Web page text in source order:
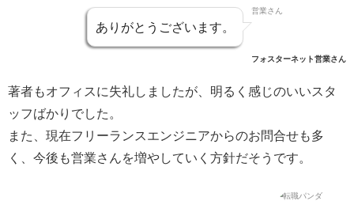
ありがとうございます。
フォスターネット営業さん
著者もオフィスに失礼しましたが、明るく感じのいいスタ
ッフばかりでした。
また、現在フリーランスエンジニアからのお問合せも多
く、今後も営業さんを増やしていく方針だそうです。